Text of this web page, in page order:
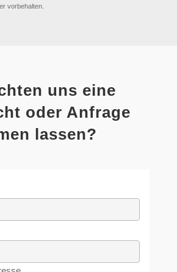
vorbehalten.
uns eine
oder Anfrage
lassen?